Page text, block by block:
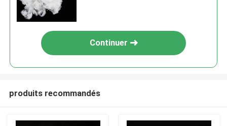
Continuer
produits recommandés